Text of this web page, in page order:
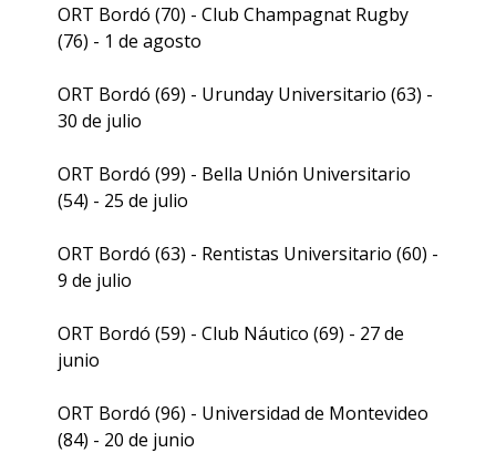
ORT Bordó (70) - Club Champagnat Rugby
(76) - 1 de agosto
ORT Bordó (69) - Urunday Universitario (63) -
30 de julio
ORT Bordó (99) - Bella Unión Universitario
(54) - 25 de julio
ORT Bordó (63) - Rentistas Universitario (60) -
9 de julio
ORT Bordó (59) - Club Náutico (69) - 27 de
junio
ORT Bordó (96) - Universidad de Montevideo
(84) - 20 de junio